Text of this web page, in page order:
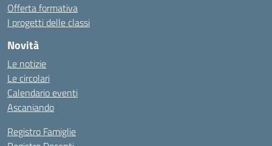
Offerta formativa
I progetti delle classi
Novità
Le notizie
Le circolari
Calendario eventi
Ascaniando
Registro Famiglie